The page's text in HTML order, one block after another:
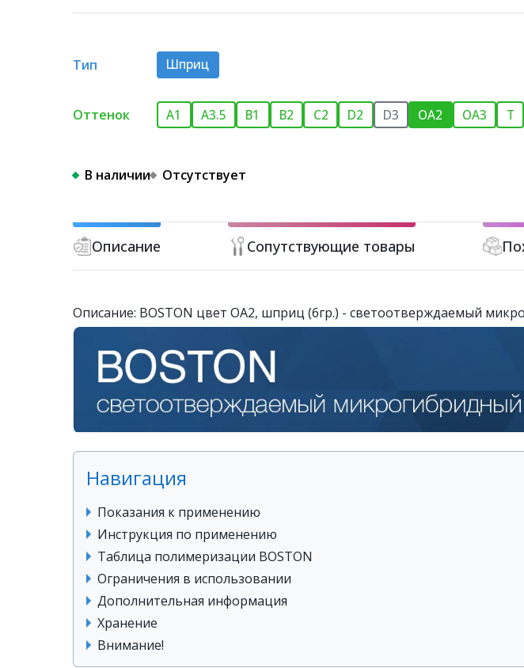
Тип Шприц
Оттенок A1 A3.5 B1 B2 C2 D2 D3 OA2 OA3 T
В наличии Отсутствует
Описание Сопутствующие товары
Описание: BOSTON цвет OA2, шприц (6гр.) - светоотверждаемый
Навигация
Показания к применению
Инструкция по применению
Таблица полимеризации BOSTON
Ограничения в использовании
Дополнительная информация
Хранение
Внимание!